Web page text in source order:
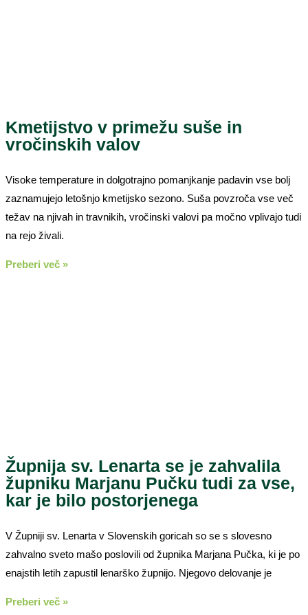
Kmetijstvo v primežu suše in
vročinskih valov
Visoke temperature in dolgotrajno pomanjkanje padavin vse bolj
zaznamujejo letošnjo kmetijsko sezono. Suša povzroča vse več
težav na njivah in travnikih, vročinski valovi pa močno vplivajo tudi
na rejo živali.
Preberi več »
Župnija sv. Lenarta se je zahvalila
župniku Marjanu Pučku tudi za vse,
kar je bilo postorjenega
V Župniji sv. Lenarta v Slovenskih goricah so se s slovesno
zahvalno sveto mašo poslovili od župnika Marjana Pučka, ki je po
enajstih letih zapustil lenarško župnijo. Njegovo delovanje je
Preberi več »